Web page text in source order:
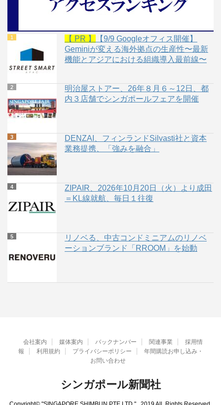
【 PR 】
【9/9 Googleオフィス開催】
Geminiが変える海外拠点の生産性〜最新
機能とアジアにおける組織導入最前線〜
明治屋ストアー、26年８月６～12日、都
内３店舗でシンガポールフェアを開催
DENZAI、フィンランドSilvasti社と資本
業務提携、「強みを融合」
ZIPAIR、2026年10月20日（火）より成田
＝KL線就航、毎日１往復
リノベる、中古コンドミニアムのリノベ
ーションブランド「RROOM」を始動
会社案内 媒体案内 バックナンバー 関連事業
採用情
報
利用規約 プライバシーポリシー
年間購読お申し込み・
お問い合わせ
シンガポール新聞社